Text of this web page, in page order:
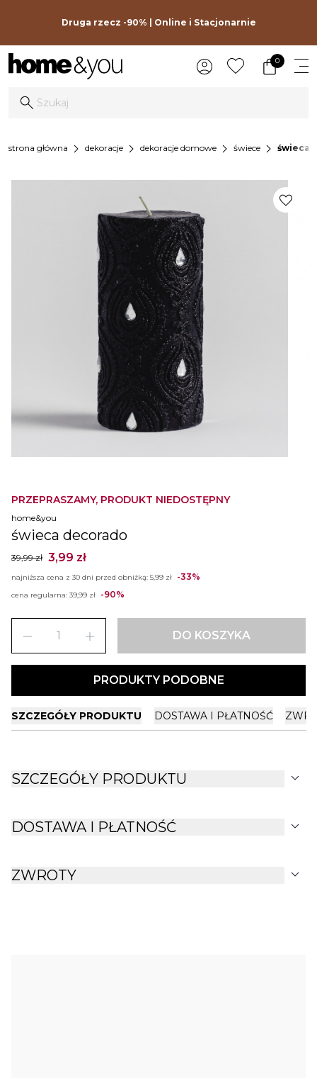
Druga rzecz -90% | Online i Stacjonarnie
0
strona główna chevron_right dekoracje chevron_right dekoracje domowe chevron_right świece chevron_right świeca
PRZEPRASZAMY, PRODUKT NIEDOSTĘPNY
home&you
świeca decorado
39,99 zł 3,99 zł
najniższa cena z 30 dni przed obniżką: 5,99 zł -33%
cena regularna: 39,99 zł -90%
remove add DO KOSZYKA
PRODUKTY PODOBNE
favorite
SZCZEGÓŁY PRODUKTU DOSTAWA I PŁATNOŚĆ
SZCZEGÓŁY PRODUKTU expand_more
DOSTAWA I PŁATNOŚĆ expand_more
ZWROTY expand_more